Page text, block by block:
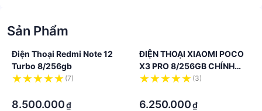
Sản Phẩm
Điện Thoại Redmi Note 12
Turbo 8/256gb
(7)
8.500.000₫
ĐIỆN THOẠI XIAOMI POCO
X3 PRO 8/256GB CHÍNH
HÃNG
(3)
6.250.000₫